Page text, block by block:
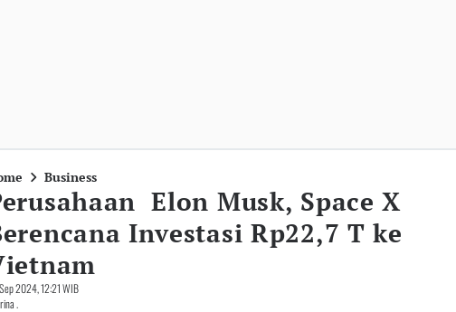
Business
Elon Musk, Space X
Investasi Rp22,7 T ke
2024, 12:21 WIB
.